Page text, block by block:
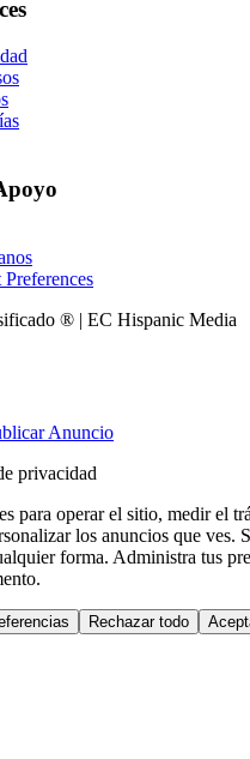
Preferences
® | EC Hispanic Media
Anuncio
privacidad
para operar el sitio, medir el
los anuncios que ves.
forma. Administra tus
Rechazar todo